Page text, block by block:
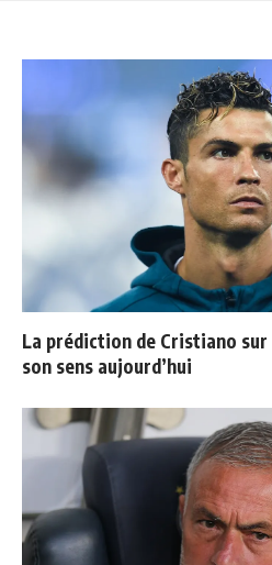
La prédiction de Cristiano
son sens aujourd’hui